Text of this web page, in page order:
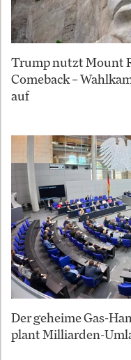
Trump nutzt Mount
Comeback –
auf
Der geheime Gas-
plant Milliarden-